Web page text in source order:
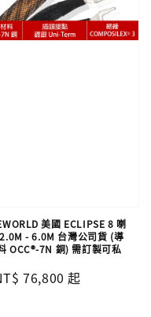
美國 ECLIPSE 8 喇
- 6.0M 台灣公司貨 (導
OCC®-7N 銅) 需訂製可私
76,800 起